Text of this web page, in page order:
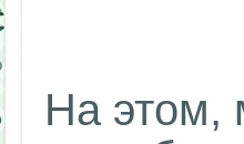
На этом,